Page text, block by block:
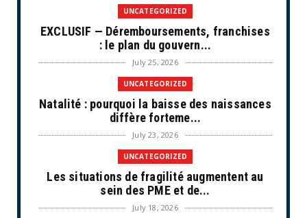
UNCATEGORIZED
EXCLUSIF — Déremboursements, franchises
: le plan du gouvern...
July 25, 2026
UNCATEGORIZED
Natalité : pourquoi la baisse des naissances
diffère forteme...
July 23, 2026
UNCATEGORIZED
Les situations de fragilité augmentent au
sein des PME et de...
July 18, 2026